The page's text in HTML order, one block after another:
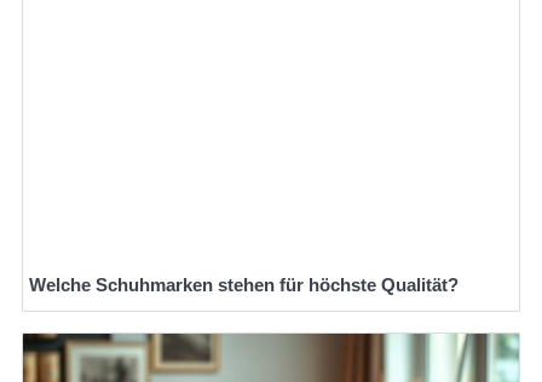
Welche Schuhmarken stehen für höchste Qualität?